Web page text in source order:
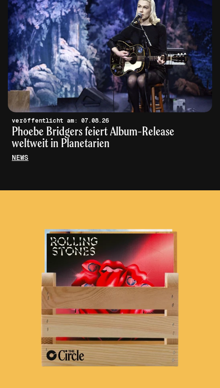
veröffentlicht am: 07.08.26
Phoebe Bridgers feiert Album-Release
weltweit in Planetarien
NEWS